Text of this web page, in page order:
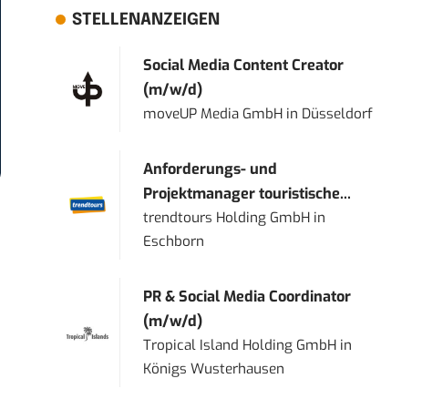
STELLENANZEIGEN
Social Media Content Creator
(m/w/d)
moveUP Media GmbH in Düsseldorf
Anforderungs- und
Projektmanager touristische...
trendtours Holding GmbH in
Eschborn
PR & Social Media Coordinator
(m/w/d)
Tropical Island Holding GmbH in
Königs Wusterhausen